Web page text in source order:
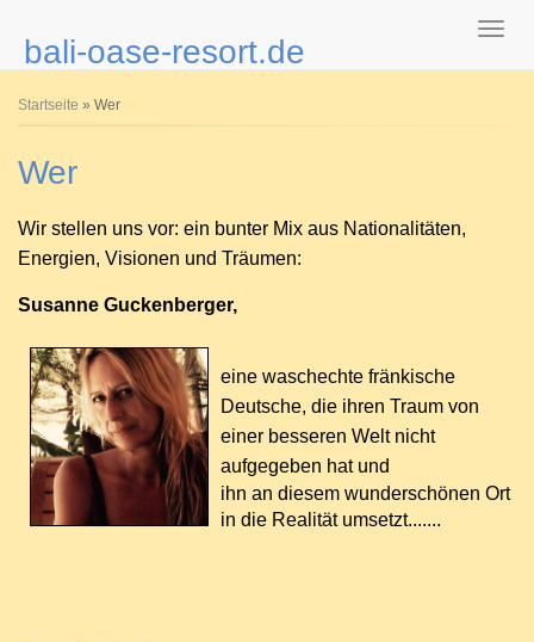
bali-oase-resort.de
Sie sind hier
Startseite » Wer
Wer
Wir stellen uns vor: ein bunter Mix aus Nationalitäten,
Energien, Visionen und Träumen:
Susanne Guckenberger,
eine waschechte fränkische
Deutsche, die ihren Traum von
einer besseren Welt nicht
aufgegeben hat und
ihn an diesem wunderschönen Ort
in die Realität umsetzt.......